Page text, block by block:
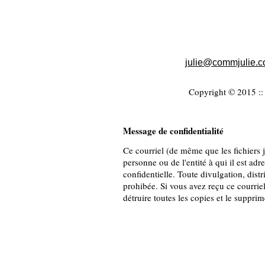
julie
Copyright © 2015 ::
Message de confidentialité
Ce courriel (de même que les fichiers
personne ou de l'entité à qui il est
confidentielle. Toute divulgation,
prohibée. Si vous avez reçu ce
détruire toutes les copies et le